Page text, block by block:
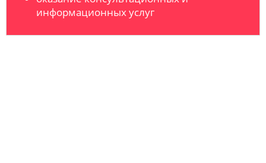
информационных услуг